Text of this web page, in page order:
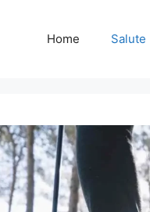
Home Salute